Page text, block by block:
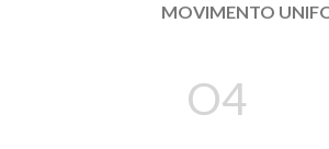
MOVIMENTO
O4